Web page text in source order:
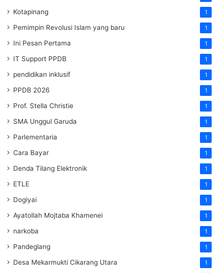
Kotapinang 1
Pemimpin Revolusi Islam yang baru 1
Ini Pesan Pertama 1
IT Support PPDB 1
pendidikan inklusif 1
PPDB 2026 1
Prof. Stella Christie 1
SMA Unggul Garuda 1
Parlementaria 1
Cara Bayar 1
Denda Tilang Elektronik 1
ETLE 1
Dogiyai 1
Ayatollah Mojtaba Khamenei 1
narkoba 1
Pandeglang 1
Desa Mekarmukti Cikarang Utara 1